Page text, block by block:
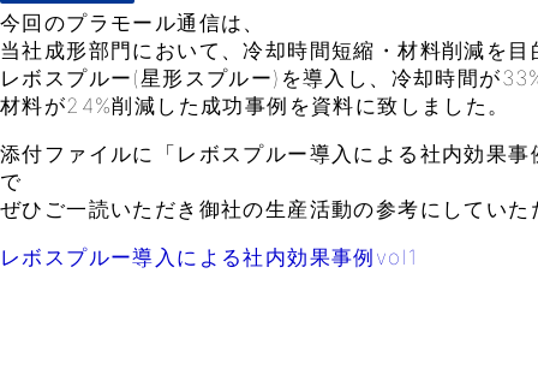
今回のプラモール通信は、
当社成形部門において、冷却時間短縮・材料削減を目
レボスプルー(星形スプルー)を導入し、冷却時間が
材料が24%削減した成功事例を資料に致しました。
添付ファイルに「レボスプルー導入による社内効果
で
ぜひご一読いただき御社の生産活動の参考にしてい
レボスプルー導入による社内効果事例vol1